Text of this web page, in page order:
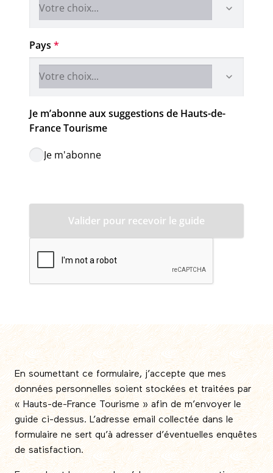
Pays *
Je m’abonne aux suggestions de Hauts-de-
France Tourisme
Je m'abonne
En soumettant ce formulaire, j’accepte que mes
données personnelles soient stockées et traitées par
« Hauts-de-France Tourisme » afin de m’envoyer le
guide ci-dessus. L’adresse email collectée dans le
formulaire ne sert qu’à adresser d’éventuelles enquêtes
de satisfaction.